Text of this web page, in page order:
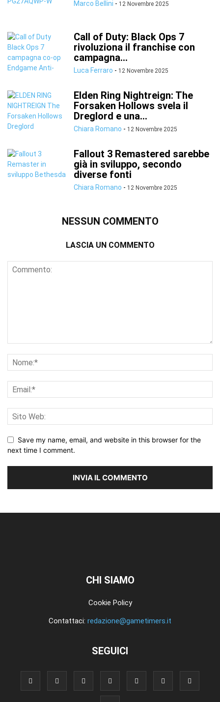
Marco Bellini - 12 Novembre 2025
Call of Duty: Black Ops 7
rivoluziona il franchise con
campagna...
Luca Ferraro - 12 Novembre 2025
Elden Ring Nightreign: The
Forsaken Hollows svela il
Dreglord e una...
Chiara Romano - 12 Novembre 2025
Fallout 3 Remastered sarebbe
già in sviluppo, secondo
diverse fonti
Chiara Romano - 12 Novembre 2025
NESSUN COMMENTO
LASCIA UN COMMENTO
Save my name, email, and website in this browser for the
next time I comment.
CHI SIAMO
Cookie Policy
Contattaci: redazione@gametimers.it
SEGUICI